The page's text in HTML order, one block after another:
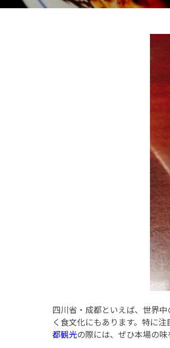
四川省・成都といえば、世界
く食文化にもあります。特に
都観光の際には、ぜひ本場の味